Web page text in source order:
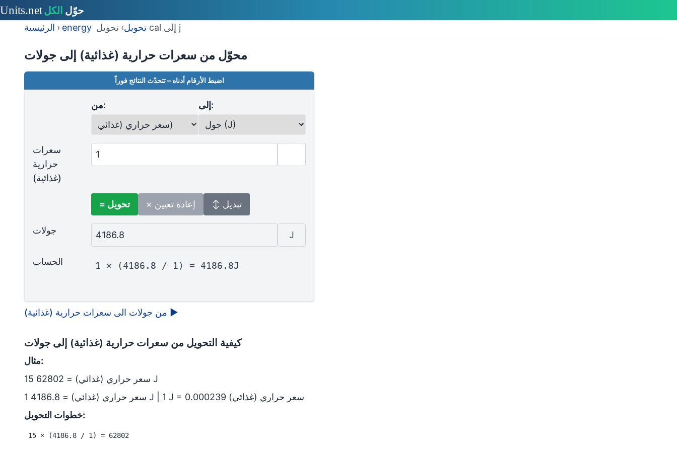
الرئيسية › energy تحويل› تحويل cal إلى j
محوّل من سعرات حرارية (غذائية) إلى جولات
اضبط الأرقام أدناه – تتحدّث النتائج فوراً
من: إلى:
سعرات
حرارية
(غذائية)
= تحويل × إعادة تعيين ↕ تبديل
جولات 4186.8 J
الحساب 1 × (4186.8 / 1) = 4186.8J
من جولات الى سعرات حرارية (غذائية) ▶
كيفية التحويل من سعرات حرارية (غذائية) إلى جولات
مثال:
15 سعر حراري (غذائي) = 62802 J
1 سعر حراري (غذائي) = 4186.8 J | 1 J = 0.000239 سعر حراري (غذائي)
خطوات التحويل:
15 × (4186.8 / 1) = 62802